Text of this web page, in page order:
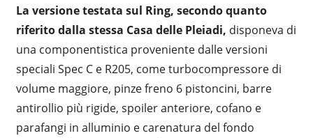
La versione testata sul Ring, secondo quanto
riferito dalla stessa Casa delle Pleiadi, disponeva di
una componentistica proveniente dalle versioni
speciali Spec C e R205, come turbocompressore di
volume maggiore, pinze freno 6 pistoncini, barre
antirollio più rigide, spoiler anteriore, cofano e
parafangi in alluminio e carenatura del fondo